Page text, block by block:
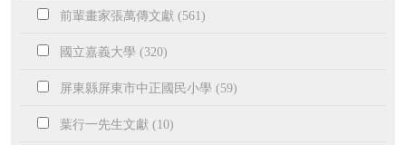
前輩畫家張萬傳文獻 (561)
國立嘉義大學 (320)
屏東縣屏東市中正國民小學 (59)
葉行一先生文獻 (10)